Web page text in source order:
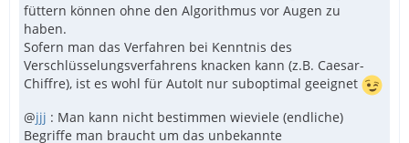
füttern können ohne den Algorithmus vor Augen zu
haben.
Sofern man das Verfahren bei Kenntnis des
Verschlüsselungsverfahrens knacken kann (z.B. Caesar-
Chiffre), ist es wohl für AutoIt nur suboptimal geeignet
@jjj : Man kann nicht bestimmen wieviele (endliche)
Begriffe man braucht um das unbekannte